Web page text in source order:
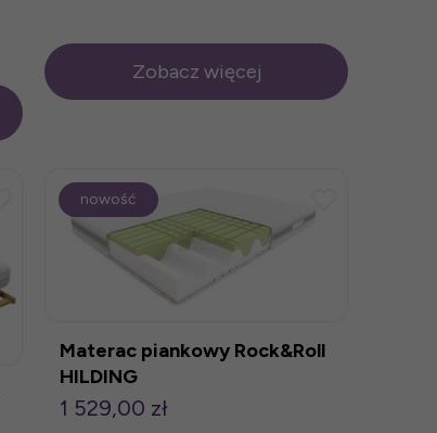
Zobacz więcej
Materac piankowy Rock&Roll
HILDING
1 529,00 zł
nowość